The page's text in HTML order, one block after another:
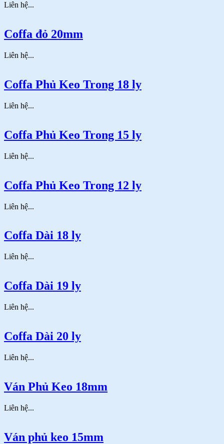
Liên hệ...
Coffa đỏ 20mm
Liên hệ...
Coffa Phủ Keo Trong 18 ly
Liên hệ...
Coffa Phủ Keo Trong 15 ly
Liên hệ...
Coffa Phủ Keo Trong 12 ly
Liên hệ...
Coffa Dài 18 ly
Liên hệ...
Coffa Dài 19 ly
Liên hệ...
Coffa Dài 20 ly
Liên hệ...
Ván Phủ Keo 18mm
Liên hệ...
Ván phủ keo 15mm